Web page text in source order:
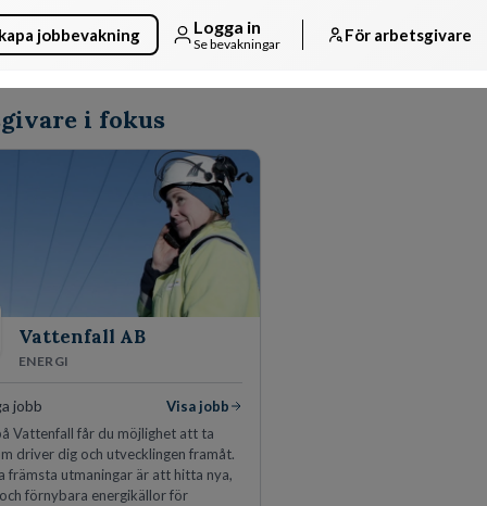
jobbevakning Logga in
Se bevakningar För arbetsgivare
i fokus
Vattenfall AB
ENERGI
jobb
Visa jobb
Vattenfall får du möjlighet att ta
driver dig och utvecklingen framåt.
främsta utmaningar är att hitta nya,
förnybara energikällor för